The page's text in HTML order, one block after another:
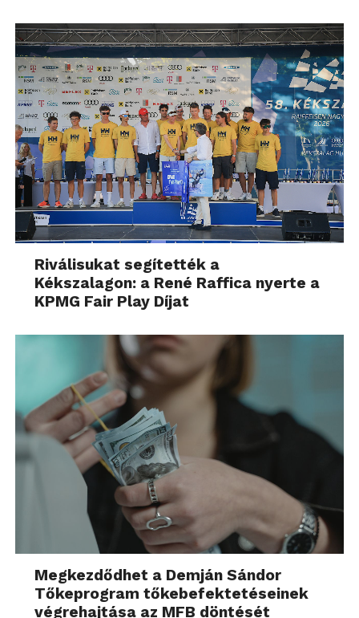
Riválisukat segítették a
Kékszalagon: a René Raffica nyerte a
KPMG Fair Play Díjat
Megkezdődhet a Demján Sándor
Tőkeprogram tőkebefektetéseinek
végrehajtása az MFB döntését